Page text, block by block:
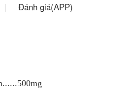
Đánh giá(APP)